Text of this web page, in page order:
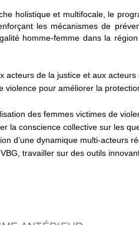
holistique et multifocale, le
les mécanismes de
homme-femme dans la
acteurs de la justice et aux
violence pour améliorer la
des femmes victimes de
la conscience collective sur les
d’une dynamique multi-acteurs
travailler sur des outils